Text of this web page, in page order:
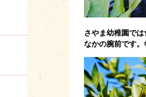
さやま幼稚園で
なかの腕前です